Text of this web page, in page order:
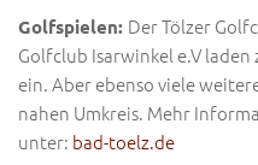
Golfspielen: Der Tölzer
Golfclub Isarwinkel e.V
ein. Aber ebenso viele
nahen Umkreis. Mehr
unter: bad-toelz.de